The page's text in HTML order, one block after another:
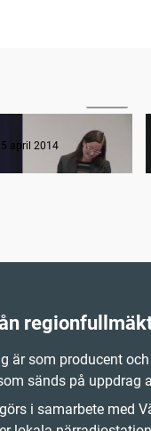
april 2014
är som producent
sänds på uppdrag
i samarbete med